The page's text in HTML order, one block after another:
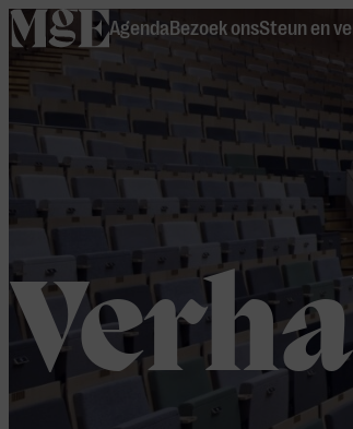
home
AgendaBezoek onsSteun en